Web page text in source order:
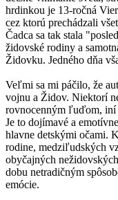
hrdinkou je 13-ročná
cez ktorú prechádzali
Čadca sa tak stala
židovské rodiny a
Židovku. Jedného dňa
Veľmi sa mi páčilo, že
vojnu a Židov. Niektorí
rovnocenným ľuďom, iní
Je to dojímavé a
hlavne detskými očami.
rodine, medziľudských
obyčajných
dobu netradičným
emócie.